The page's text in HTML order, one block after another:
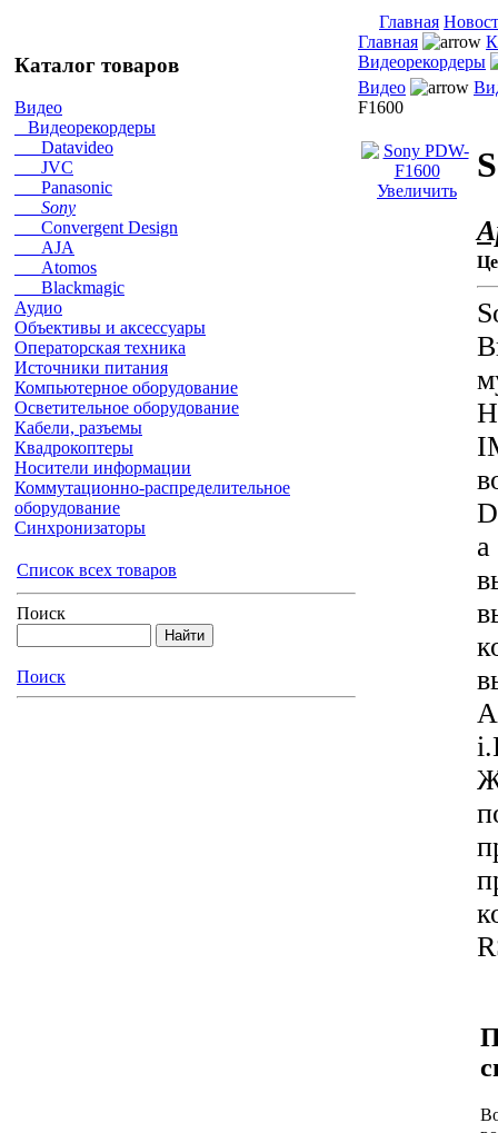
Главная
Каталог товаров
Видео
Видеорекордеры
Datavideo
JVC
Panasonic
Sony
Convergent Design
AJA
Atomos
Blackmagic
Аудио
Объективы и аксессуары
Операторская техника
Источники питания
Компьютерное оборудование
Осветительное оборудование
Кабели, разъемы
Квадрокоптеры
Носители информации
Коммутационно-распределительное
оборудование
Синхронизаторы
Список всех товаров
Поиск
Поиск
Главная
Видеорекордеры
Видео
F1600
Увеличить